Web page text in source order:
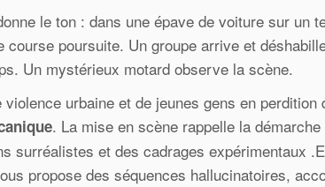
le ton : dans une épave de voiture sur un
course poursuite. Un groupe arrive et
Un mystérieux motard observe la scène.
urbaine et de jeunes gens en
. La mise en scène rappelle la
surréalistes et des cadrages expérimentaux
propose des séquences hallucinatoires,